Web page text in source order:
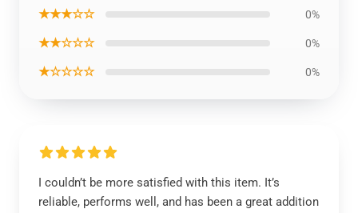
★★★☆☆ 0%
★★☆☆☆ 0%
★☆☆☆☆ 0%
I couldn’t be more satisfied with this item. It’s
reliable, performs well, and has been a great addition